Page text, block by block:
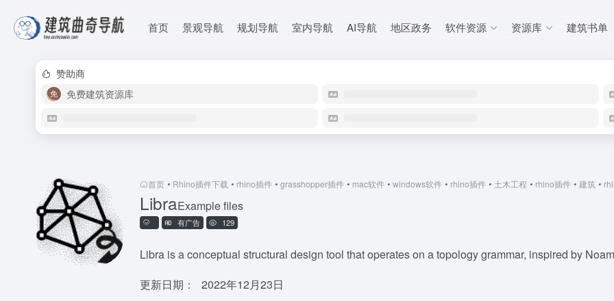
首页 景观导航 规划导航 室内导航 AI导航 地区政务 软件资源 资源库 建筑书单
赞助商
免费建筑资源库
首页 • Rhino插件下载 • rhino插件 • grasshopper插件 • mac软件 • windows软件 • rhino插件 • 土木工程 • rhino插件 • 建筑 •
LibraExample files
有广告 129
Libra is a conceptual structural design tool that operates on a topology grammar, inspired by
更新日期：
2022年12月23日